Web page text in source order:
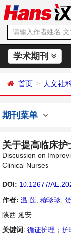
学术期刊
首页 人文社
期刊菜单
关于提高临床
Discussion on
Clinical Nurses
DOI: 10.12677/
作者: 温 莲 穆珍珍
陕西 延安
关键词: 循证护理 ； 护